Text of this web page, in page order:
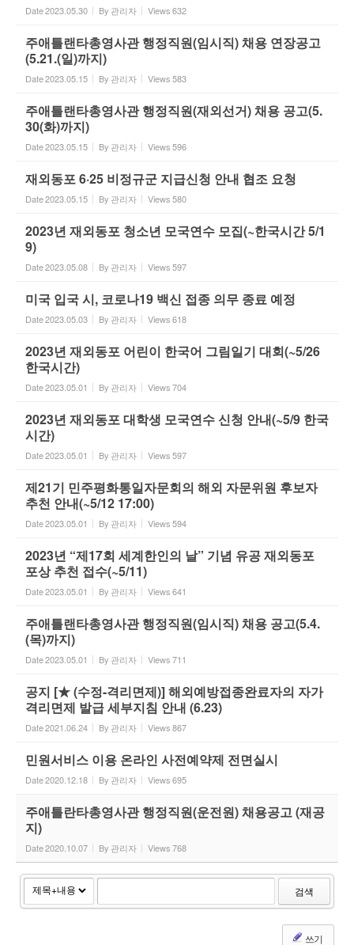
Date2023.05.30 By 관리자 Views632
주애틀랜타총영사관 행정직원(임시직) 채용 연장공고
(5.21.(일)까지)
Date2023.05.15 By 관리자 Views583
주애틀랜타총영사관 행정직원(재외선거) 채용 공고(5.
30(화)까지)
Date2023.05.15 By 관리자 Views596
재외동포 6·25 비정규군 지급신청 안내 협조 요청
Date2023.05.15 By 관리자 Views580
2023년 재외동포 청소년 모국연수 모집(~한국시간 5/1
9)
Date2023.05.08 By 관리자 Views597
미국 입국 시, 코로나19 백신 접종 의무 종료 예정
Date2023.05.03 By 관리자 Views618
2023년 재외동포 어린이 한국어 그림일기 대회(~5/26
한국시간)
Date2023.05.01 By 관리자 Views704
2023년 재외동포 대학생 모국연수 신청 안내(~5/9 한국
시간)
Date2023.05.01 By 관리자 Views597
제21기 민주평화통일자문회의 해외 자문위원 후보자
추천 안내(~5/12 17:00)
Date2023.05.01 By 관리자 Views594
2023년 “제17회 세계한인의 날” 기념 유공 재외동포
포상 추천 접수(~5/11)
Date2023.05.01 By 관리자 Views641
주애틀랜타총영사관 행정직원(임시직) 채용 공고(5.4.
(목)까지)
Date2023.05.01 By 관리자 Views711
공지 [★ (수정-격리면제)] 해외예방접종완료자의 자가
격리면제 발급 세부지침 안내 (6.23)
Date2021.06.24 By 관리자 Views867
민원서비스 이용 온라인 사전예약제 전면실시
Date2020.12.18 By 관리자 Views695
주애틀란타총영사관 행정직원(운전원) 채용공고 (재공
지)
Date2020.10.07 By 관리자 Views768
검색
쓰기